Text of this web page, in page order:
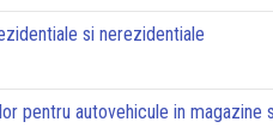
si nerezidentiale
pentru autovehicule in magazine